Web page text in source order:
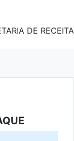
DE RECEITA